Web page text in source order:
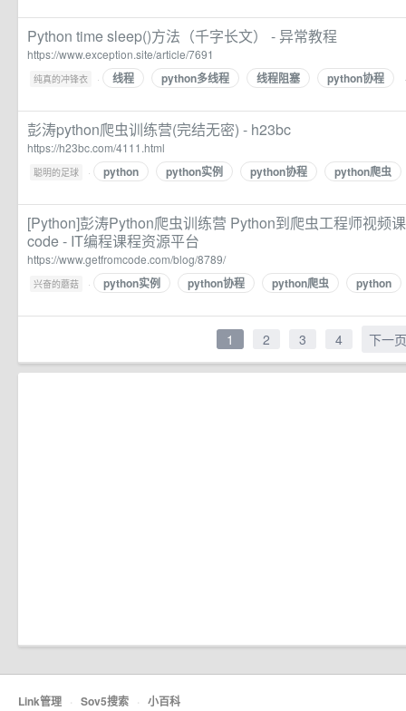
Python time sleep()方法（千字长文） - 异常教程
https://www.exception.site/article/7691
纯真的冲锋衣 · 线程 python多线程 线程阻塞 python协程
彭涛python爬虫训练营(完结无密) - h23bc
https://h23bc.com/4111.html
聪明的足球 · python python实例 python协程 python爬虫
[Python]彭涛Python爬虫训练营 Python到爬虫工程师视频
code - IT编程课程资源平台
https://www.getfromcode.com/blog/8789/
兴奋的蘑菇 · python实例 python协程 python爬虫 python
1 2 3 4 下一页
Link管理 · Sov5搜索 · 小百科